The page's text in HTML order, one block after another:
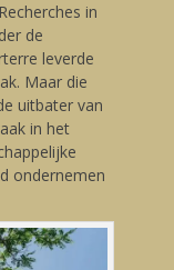
in
de
leverde
Maar die
uitbater van
in het
ondernemen